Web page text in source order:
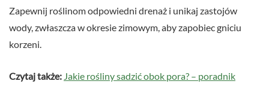
Zapewnij roślinom odpowiedni drenaż i unikaj zastojów
wody, zwłaszcza w okresie zimowym, aby zapobiec gniciu
korzeni.
Czytaj także: Jakie rośliny sadzić obok pora? – poradnik